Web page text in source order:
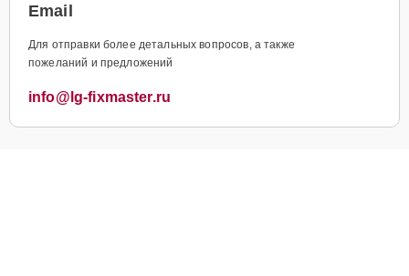
Email
Для отправки более детальных вопросов, а также
пожеланий и предложений
info@lg-fixmaster.ru